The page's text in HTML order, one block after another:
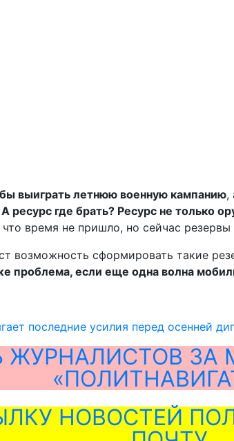
выиграть летнюю военную кампанию,
ресурс где брать? Ресурс не только
время не пришло, но сейчас
возможность сформировать такие
проблема, если еще одна волна
последние усилия перед осенней
ЖУРНАЛИСТОВ ЗА
НОВОСТЕЙ